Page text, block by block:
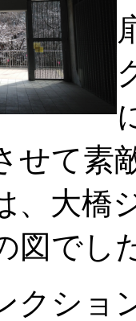
せて素
、大橋
図でし
クショ